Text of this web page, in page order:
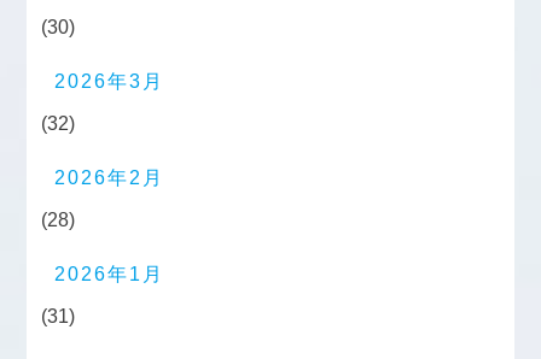
(30)
2026年3月
(32)
2026年2月
(28)
2026年1月
(31)